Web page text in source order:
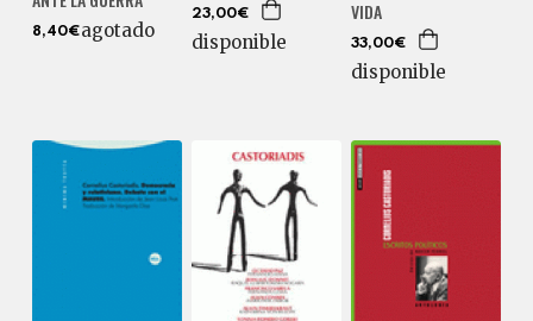
8,40€agotado
23,00€
disponible
VIDA
33,00€
disponible